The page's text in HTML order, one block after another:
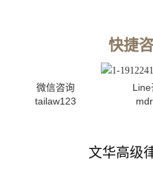
快捷
微信咨询
tailaw123
文华高级